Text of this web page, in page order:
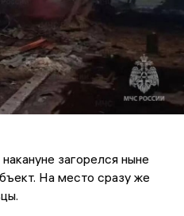
загорелся ныне
На место сразу же